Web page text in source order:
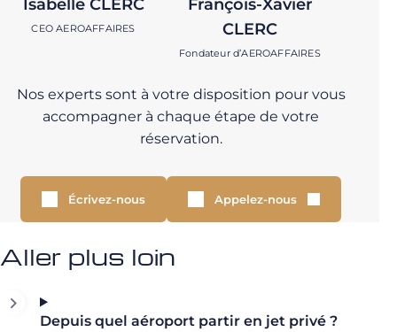
Isabelle CLERC
CEO AEROAFFAIRES
François-Xavier
CLERC
Fondateur d’AEROAFFAIRES
Nos experts sont à votre disposition pour vous
accompagner à chaque étape de votre
réservation.
Écrivez-nous Appelez-nous
Aller plus loin
Depuis quel aéroport partir en jet privé ?